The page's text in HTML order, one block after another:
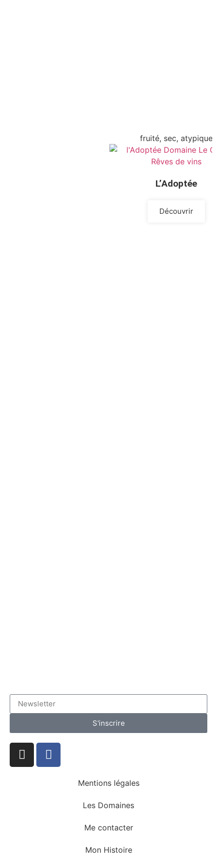
fruité, sec, atypique
L’Adoptée
Découvrir
S'inscrire
Mentions légales
Les Domaines
Me contacter
Mon Histoire